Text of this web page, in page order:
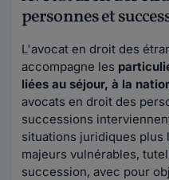
personnes et
L'avocat en droit des
accompagne les
liées au séjour, à la
avocats en droit des
successions
situations juridiques plus
majeurs vulnérables,
succession, avec pour